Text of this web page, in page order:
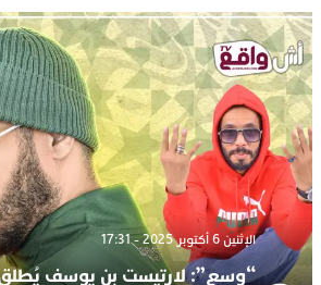
الإثنين 6 أكتوبر 2025 - 17:31
“وسع”: لارتيست بن يوسف يُطلق